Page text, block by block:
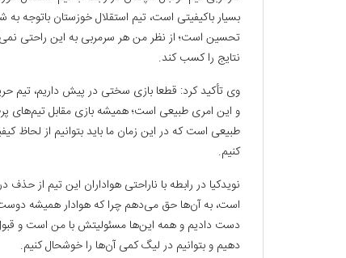
بسیار باکیفیتی است، تیم استقلال خوزستان باتوجه
تحسین است؛ از نظر من هر سرمربی به این راحتی
نتایج را کسب کند.
وی تأکید کرد: قطعا بازی سختی در پیش داریم، تیم
و این امری طبیعی است؛ همیشه بازی مقابل تیم‌های
طبیعی است که در این زمان ما باید بتوانیم از لحاظ
کنیم.
نویدکیا در رابطه با ناراحتی هواداران این تیم از
دست دادیم و همه این‌ها مسئولیتش با من است و قبول
دهیم و بتوانیم در لیگ کمی آن‌ها را خوشحال کنیم.